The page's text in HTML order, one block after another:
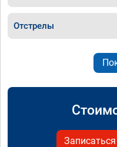
Отстрелы
Записаться